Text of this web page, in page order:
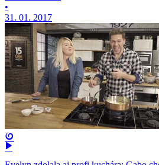
•
31. 01. 2017